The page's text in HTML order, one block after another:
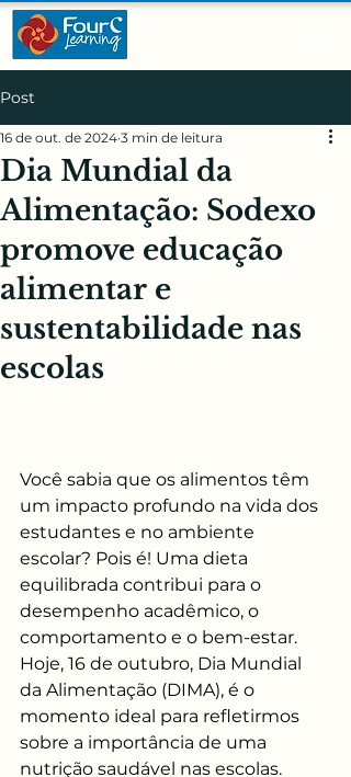
Post
Dia Mundial da
Alimentação: Sodexo
promove educação
alimentar e
sustentabilidade nas
escolas
16 de out. de 2024 3 min de leitura
Você sabia que os alimentos têm
um impacto profundo na vida dos
estudantes e no ambiente
escolar? Pois é! Uma dieta
equilibrada contribui para o
desempenho acadêmico, o
comportamento e o bem-estar.
Hoje, 16 de outubro, Dia Mundial
da Alimentação (DIMA), é o
momento ideal para refletirmos
sobre a importância de uma
nutrição saudável nas escolas.